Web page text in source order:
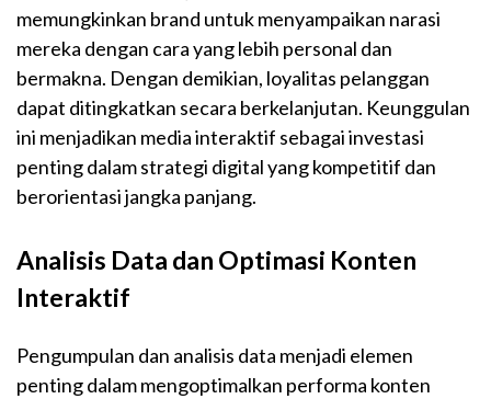
memungkinkan brand untuk menyampaikan narasi
mereka dengan cara yang lebih personal dan
bermakna. Dengan demikian, loyalitas pelanggan
dapat ditingkatkan secara berkelanjutan. Keunggulan
ini menjadikan media interaktif sebagai investasi
penting dalam strategi digital yang kompetitif dan
berorientasi jangka panjang.
Analisis Data dan Optimasi Konten
Interaktif
Pengumpulan dan analisis data menjadi elemen
penting dalam mengoptimalkan performa konten